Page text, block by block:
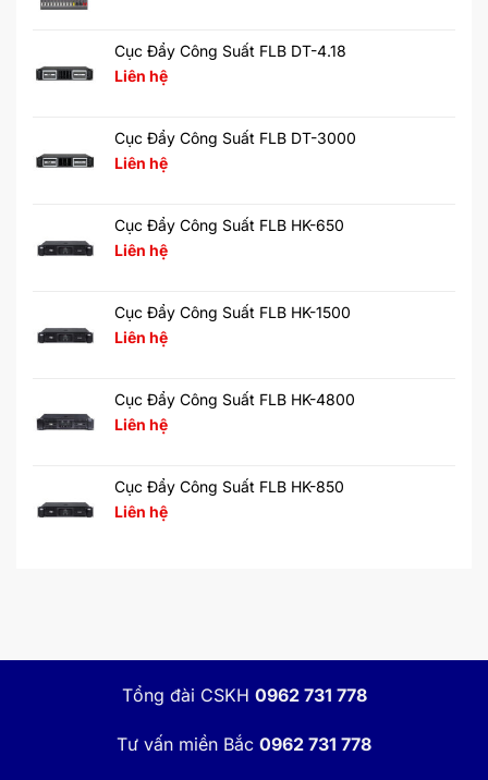
Cục Đẩy Công Suất FLB DT-4.18
Liên hệ
Cục Đẩy Công Suất FLB DT-3000
Liên hệ
Cục Đẩy Công Suất FLB HK-650
Liên hệ
Cục Đẩy Công Suất FLB HK-1500
Liên hệ
Cục Đẩy Công Suất FLB HK-4800
Liên hệ
Cục Đẩy Công Suất FLB HK-850
Liên hệ
Tổng đài CSKH 0962 731 778
Tư vấn miền Bắc 0962 731 778